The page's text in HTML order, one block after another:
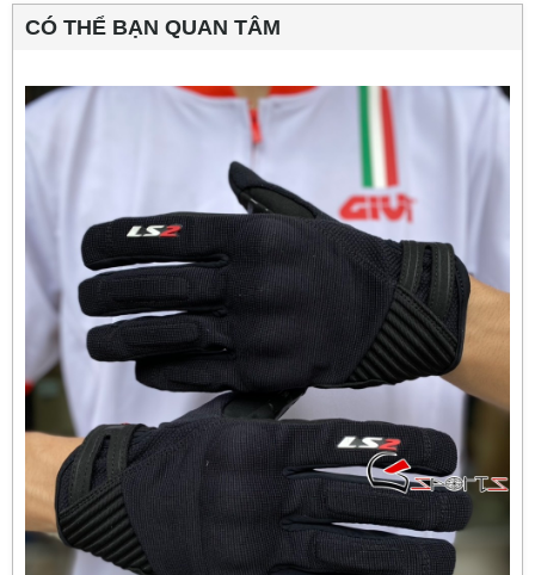
CÓ THỂ BẠN QUAN TÂM